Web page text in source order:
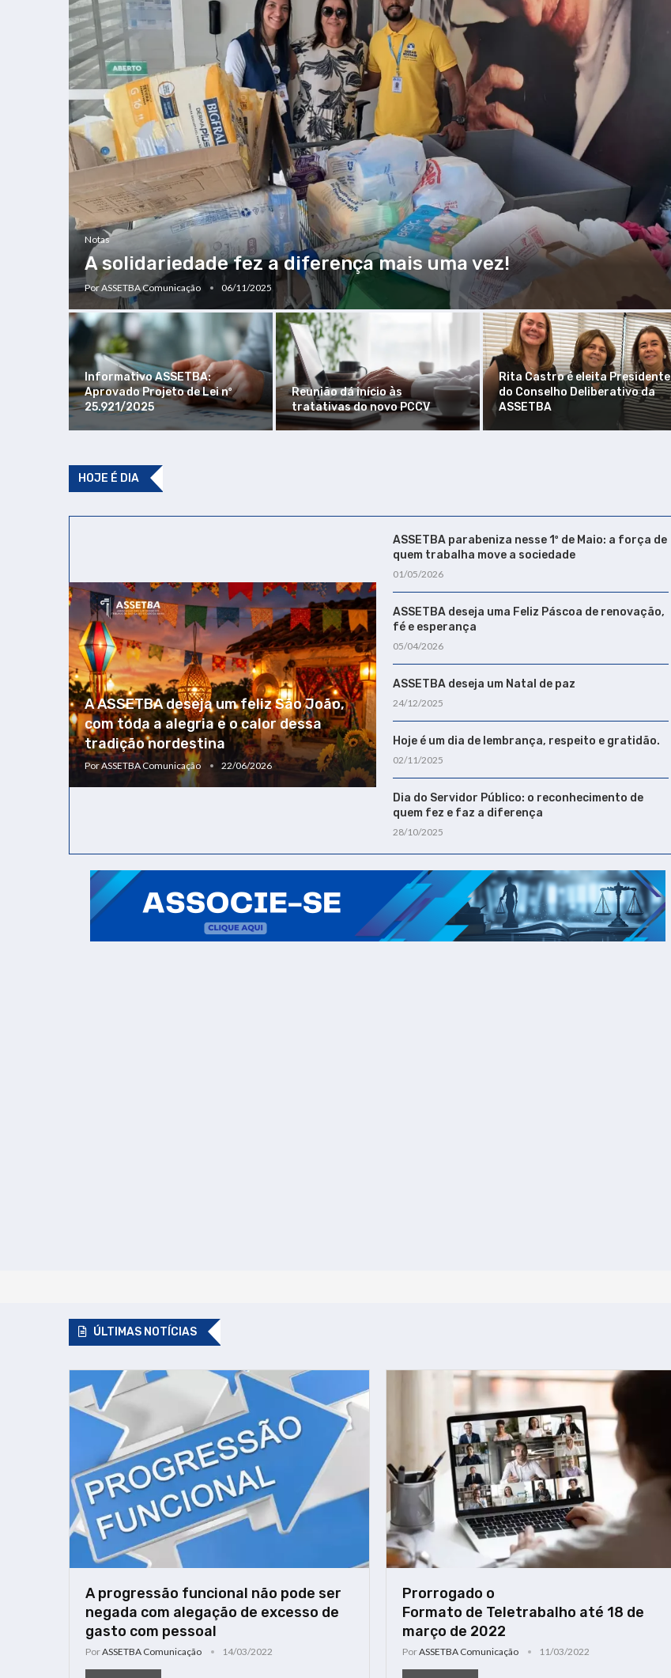
Notas
A solidariedade fez a diferença mais uma vez!
PorASSETBA Comunicação 06/11/2025
Informativo ASSETBA:
Aprovado Projeto de Lei nº
25.921/2025
Reunião dá início às
tratativas do novo PCCV
Rita Castro é eleita Presidente
do Conselho Deliberativo da
ASSETBA
HOJE É DIA
A ASSETBA deseja um feliz São João,
com toda a alegria e o calor dessa
tradição nordestina
PorASSETBA Comunicação 22/06/2026
ASSETBA parabeniza nesse 1º de Maio: a força de
quem trabalha move a sociedade
01/05/2026
ASSETBA deseja uma Feliz Páscoa de renovação,
fé e esperança
05/04/2026
ASSETBA deseja um Natal de paz
24/12/2025
Hoje é um dia de lembrança, respeito e gratidão.
02/11/2025
Dia do Servidor Público: o reconhecimento de
quem fez e faz a diferença
28/10/2025
ÚLTIMAS NOTÍCIAS
A progressão funcional não pode ser
negada com alegação de excesso de
gasto com pessoal
PorASSETBA Comunicação 14/03/2022
Prorrogado o
Formato de Teletrabalho até 18 de
março de 2022
PorASSETBA Comunicação 11/03/2022